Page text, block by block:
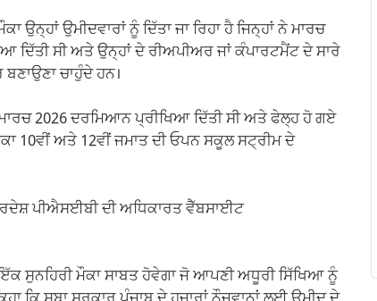
ਉਨ੍ਹਾਂ ਉਮੀਦਵਾਰਾਂ ਨੂੰ ਦਿੱਤਾ ਜਾ ਰਿਹਾ ਹੈ ਜਿਨ੍ਹਾਂ ਨੇ ਮਾਰਚ
ਦਿੱਤੀ ਸੀ ਅਤੇ ਉਨ੍ਹਾਂ ਦੇ ਰੀਅਪੀਅਰ ਜਾਂ ਕੰਪਾਰਟਮੈਂਟ ਦੇ ਸਾਰੇ
ਚਾਹੁੰਦੇ ਹਨ।
2026 ਦਰਮਿਆਨ ਪ੍ਰੀਖਿਆ ਦਿੱਤੀ ਸੀ ਅਤੇ ਫੇਲ੍ਹ ਹੋ ਗਏ
10ਵੀਂ ਅਤੇ 12ਵੀਂ ਜਮਾਤ ਦੀ ਓਪਨ ਸਕੂਲ ਸਟ੍ਰੀਮ ਦੇ
ਪੀਐਸਈਬੀ ਦੀ ਅਧਿਕਾਰਤ ਵੈੱਬਸਾਈਟ
ਸੁਨਹਿਰੀ ਮੌਕਾ ਸਾਬਤ ਹੋਵੇਗਾ ਜੋ ਆਪਣੀ ਅਧੂਰੀ ਸਿੱਖਿਆ ਨੂੰ